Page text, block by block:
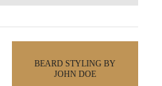
BEARD STYLING BY
JOHN DOE